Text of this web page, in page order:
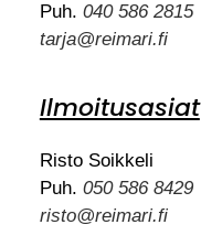
Puh. 040 586 2815
tarja@reimari.fi
Ilmoitusasiat
Risto Soikkeli
Puh. 050 586 8429
risto@reimari.fi